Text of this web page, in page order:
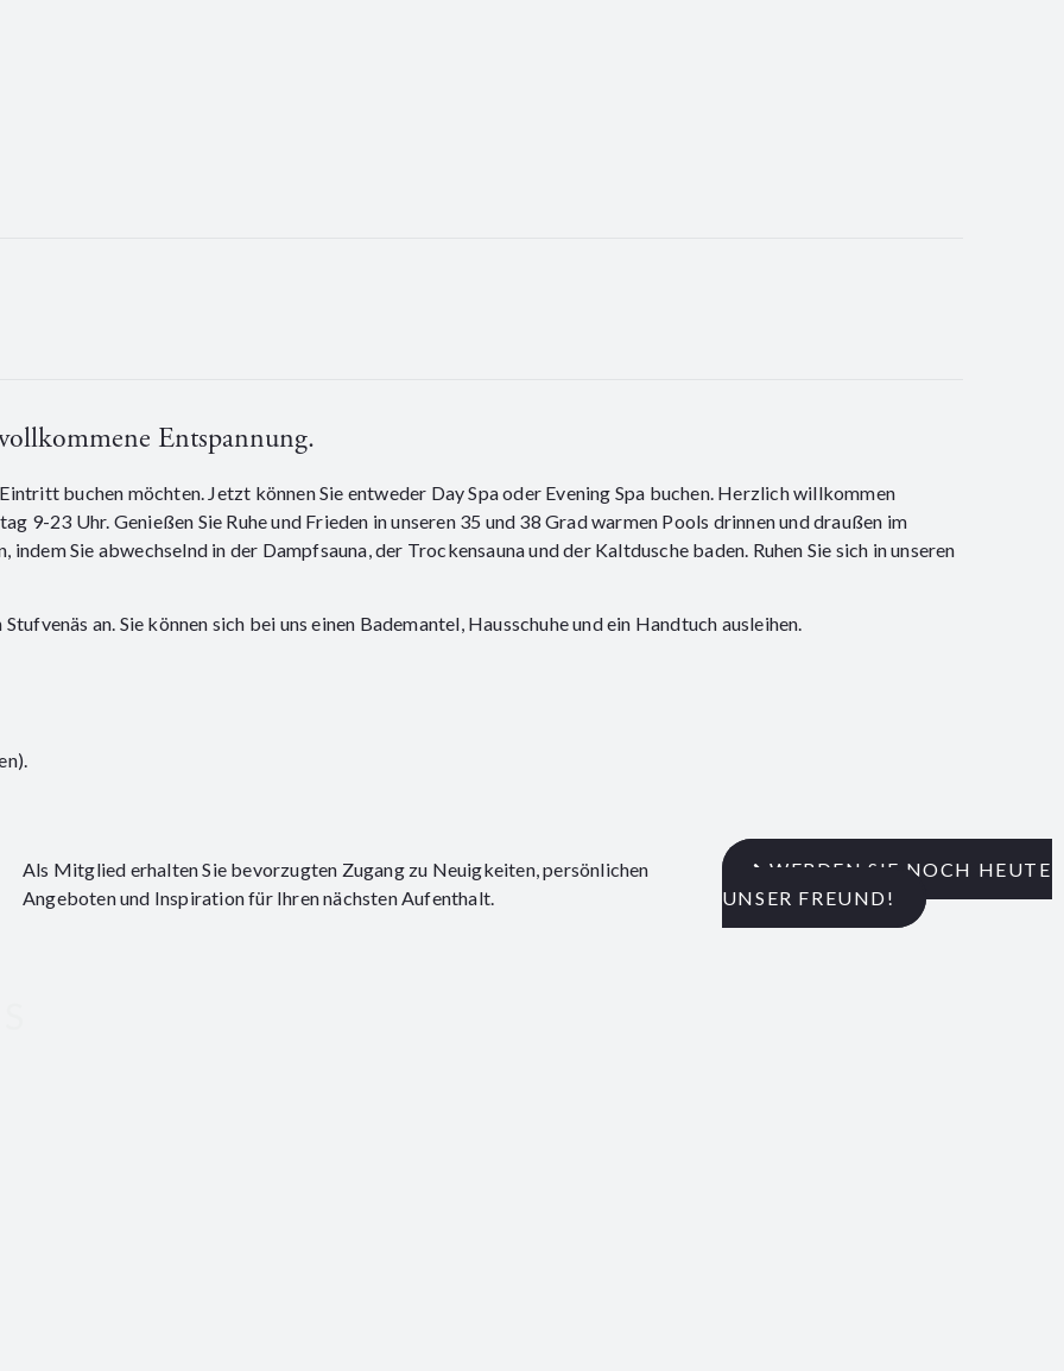
Entspannung.
buchen möchten. Jetzt können Sie entweder Day Spa oder Evening Spa buchen. Herzlich willkommen
9-23 Uhr. Genießen Sie Ruhe und Frieden in unseren 35 und 38 Grad warmen Pools drinnen und draußen im
indem Sie abwechselnd in der Dampfsauna, der Trockensauna und der Kaltdusche baden. Ruhen Sie sich in unseren
an. Sie können sich bei uns einen Bademantel, Hausschuhe und ein Handtuch ausleihen.
Als Mitglied erhalten Sie bevorzugten Zugang zu Neuigkeiten, persönlichen
Angeboten und Inspiration für Ihren nächsten Aufenthalt.
WERDEN SIE NOCH HEUTE
UNSER FREUND!